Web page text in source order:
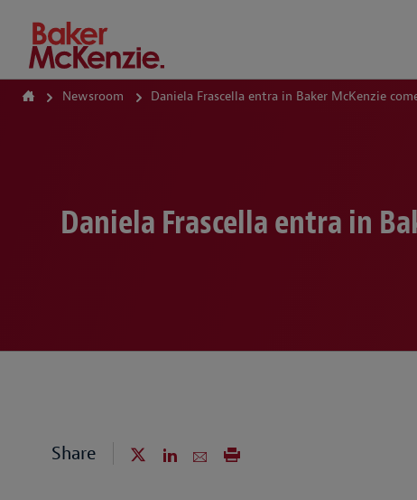
How Can We Help?
Newsroom Daniela Frascella entra in Baker McKenzie
Daniela Frascella entra in
Share